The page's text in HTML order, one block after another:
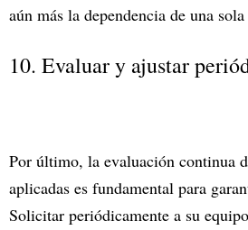
aún más la dependencia de una sola
10. Evaluar y ajustar
Por último, la evaluación continua
aplicadas es fundamental para
Solicitar periódicamente a su